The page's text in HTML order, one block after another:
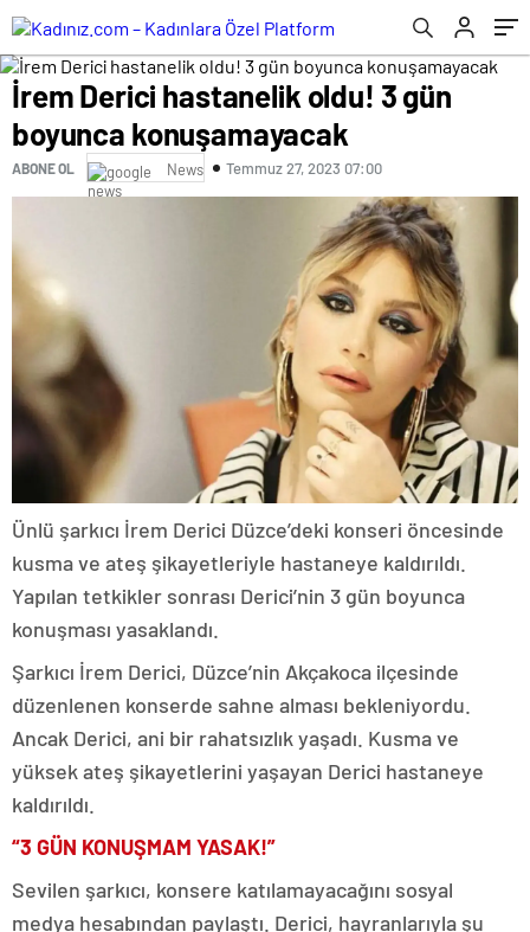
İrem Derici hastanelik oldu! 3 gün
boyunca konuşamayacak
ABONE OL News Temmuz 27, 2023 07:00
Ünlü şarkıcı İrem Derici Düzce’deki konseri öncesinde
kusma ve ateş şikayetleriyle hastaneye kaldırıldı.
Yapılan tetkikler sonrası Derici’nin 3 gün boyunca
konuşması yasaklandı.
Şarkıcı İrem Derici, Düzce’nin Akçakoca ilçesinde
düzenlenen konserde sahne alması bekleniyordu.
Ancak Derici, ani bir rahatsızlık yaşadı. Kusma ve
yüksek ateş şikayetlerini yaşayan Derici hastaneye
kaldırıldı.
“3 GÜN KONUŞMAM YASAK!”
Sevilen şarkıcı, konsere katılamayacağını sosyal
medya hesabından paylaştı. Derici, hayranlarıyla şu